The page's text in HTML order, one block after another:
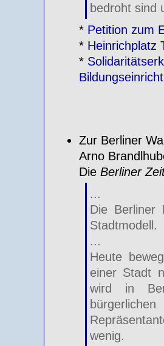
bedroht sind
* Petition zum
* Heinrichplatz
*
Zur Berliner
Arno
Die Berliner
...
Die Berliner
Stadtmodell.
...
Heute
einer Stadt
wird in
wenig.